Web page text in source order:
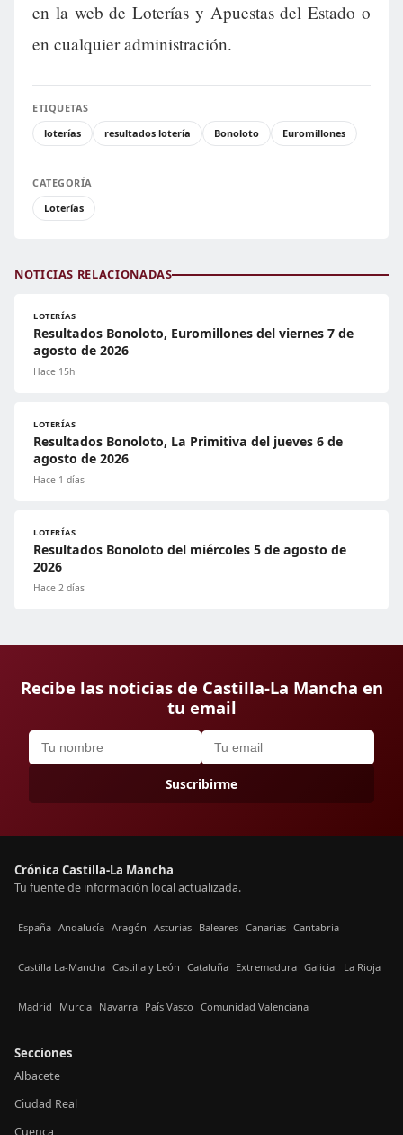
en la web de Loterías y Apuestas del Estado o
en cualquier administración.
ETIQUETAS
loterías
resultados lotería Bonoloto Euromillones
CATEGORÍA
Loterías
NOTICIAS RELACIONADAS
LOTERÍAS
Resultados Bonoloto, Euromillones del viernes 7 de
agosto de 2026
Hace 15h
LOTERÍAS
Resultados Bonoloto, La Primitiva del jueves 6 de
agosto de 2026
Hace 1 días
LOTERÍAS
Resultados Bonoloto del miércoles 5 de agosto de
2026
Hace 2 días
Recibe las noticias de Castilla-La Mancha en
tu email
Suscribirme
Crónica Castilla-La Mancha
Tu fuente de información local actualizada.
España Andalucía Aragón Asturias Baleares Canarias Cantabria
Castilla La-Mancha Castilla y León Cataluña Extremadura Galicia La Rioja
Madrid Murcia Navarra País Vasco Comunidad Valenciana
Secciones
Albacete
Ciudad Real